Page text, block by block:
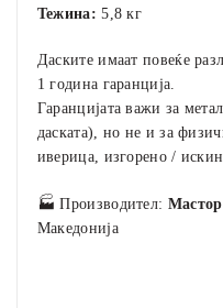
Тежина: 5,8 кг
Даските имаат повеќе
1 година гаранција.
Гаранцијата важи за
даската), но не и за
иверица, изгорено /
🏭 Производител:
Македонија